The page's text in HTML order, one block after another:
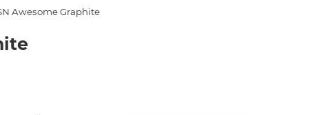
Awesome Graphite